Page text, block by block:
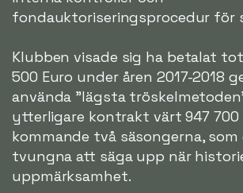
fondauktoriseringsprocedur för
Klubben visade sig ha betalat
500 Euro under åren 2017-2018
använda "lägsta
ytterligare kontrakt värt 947 700
kommande två säsongerna, som
tvungna att säga upp när
uppmärksamhet.